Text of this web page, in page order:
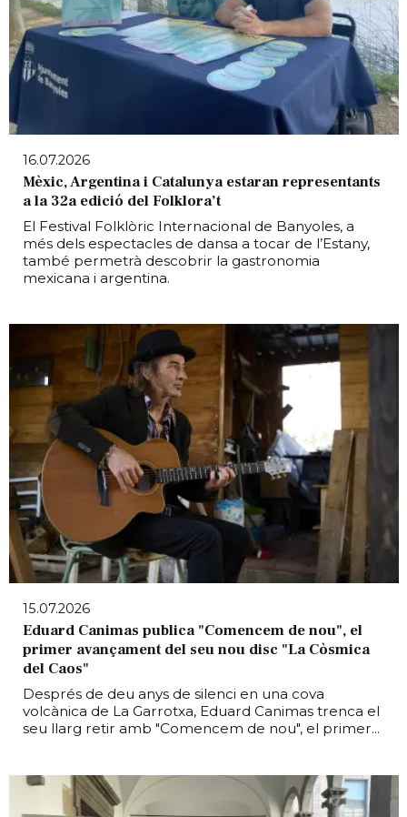
16.07.2026
Mèxic, Argentina i Catalunya estaran representants
a la 32a edició del Folklora’t
El Festival Folklòric Internacional de Banyoles, a
més dels espectacles de dansa a tocar de l’Estany,
també permetrà descobrir la gastronomia
mexicana i argentina.
15.07.2026
Eduard Canimas publica "Comencem de nou", el
primer avançament del seu nou disc "La Còsmica
del Caos"
Després de deu anys de silenci en una cova
volcànica de La Garrotxa, Eduard Canimas trenca el
seu llarg retir amb "Comencem de nou", el primer...